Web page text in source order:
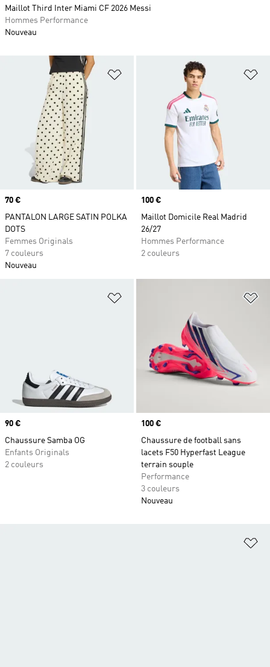
Ajouter à la Liste de produits
Prix
70 €
PANTALON LARGE SATIN POLKA
DOTS
Femmes Originals
7 couleurs
Nouveau
Prix
100 €
Maillot Domicile Real Madrid
26/27
Hommes Performance
2 couleurs
Ajouter à la Liste de produits
Prix
90 €
Chaussure Samba OG
Enfants Originals
2 couleurs
Prix
100 €
Chaussure de football sans
lacets F50 Hyperfast League
terrain souple
Performance
3 couleurs
Nouveau
Maillot Third Inter Miami CF 2026 Messi
Hommes Performance
Nouveau